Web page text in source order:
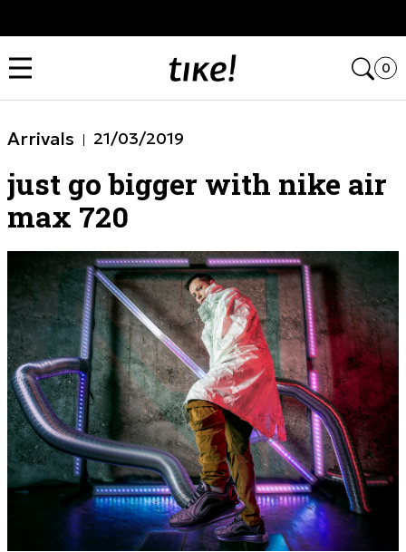
0
Arrivals 21/03/2019
just go bigger with nike air
max 720